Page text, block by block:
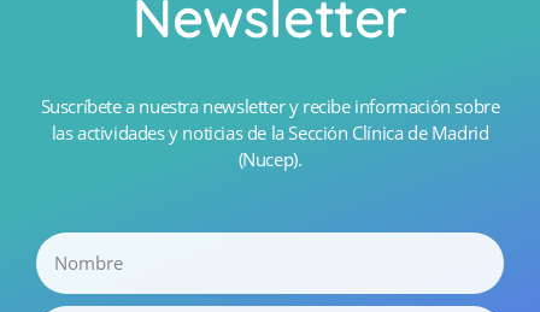
Newsletter
Suscríbete a nuestra newsletter y recibe información sobre
las actividades y noticias de la Sección Clínica de Madrid
(Nucep).